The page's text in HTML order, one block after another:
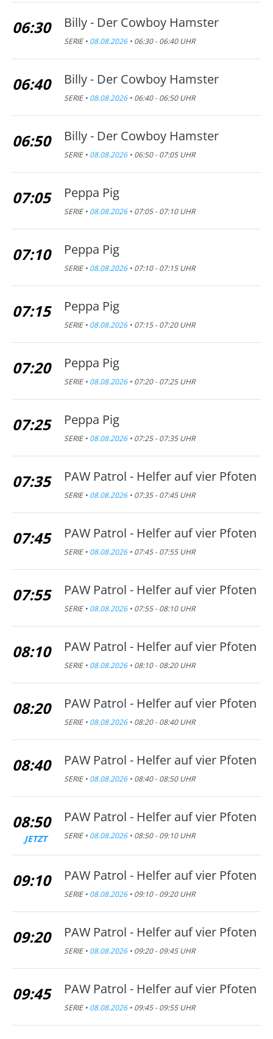
06:30 Billy - Der Cowboy Hamster
SERIE • 08.08.2026• 06:30 - 06:40 UHR
06:40 Billy - Der Cowboy Hamster
SERIE • 08.08.2026• 06:40 - 06:50 UHR
06:50 Billy - Der Cowboy Hamster
SERIE • 08.08.2026• 06:50 - 07:05 UHR
07:05 Peppa Pig
SERIE • 08.08.2026• 07:05 - 07:10 UHR
07:10 Peppa Pig
SERIE • 08.08.2026• 07:10 - 07:15 UHR
07:15 Peppa Pig
SERIE • 08.08.2026• 07:15 - 07:20 UHR
07:20 Peppa Pig
SERIE • 08.08.2026• 07:20 - 07:25 UHR
07:25 Peppa Pig
SERIE • 08.08.2026• 07:25 - 07:35 UHR
07:35 PAW Patrol - Helfer auf vier Pfoten
SERIE • 08.08.2026• 07:35 - 07:45 UHR
07:45 PAW Patrol - Helfer auf vier Pfoten
SERIE • 08.08.2026• 07:45 - 07:55 UHR
07:55 PAW Patrol - Helfer auf vier Pfoten
SERIE • 08.08.2026• 07:55 - 08:10 UHR
08:10 PAW Patrol - Helfer auf vier Pfoten
SERIE • 08.08.2026• 08:10 - 08:20 UHR
08:20 PAW Patrol - Helfer auf vier Pfoten
SERIE • 08.08.2026• 08:20 - 08:40 UHR
08:40 PAW Patrol - Helfer auf vier Pfoten
SERIE • 08.08.2026• 08:40 - 08:50 UHR
08:50
JETZT
PAW Patrol - Helfer auf vier Pfoten
SERIE • 08.08.2026• 08:50 - 09:10 UHR
09:10 PAW Patrol - Helfer auf vier Pfoten
SERIE • 08.08.2026• 09:10 - 09:20 UHR
09:20 PAW Patrol - Helfer auf vier Pfoten
SERIE • 08.08.2026• 09:20 - 09:45 UHR
09:45 PAW Patrol - Helfer auf vier Pfoten
SERIE • 08.08.2026• 09:45 - 09:55 UHR